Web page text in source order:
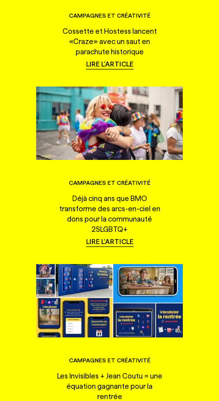
CAMPAGNES ET CRÉATIVITÉ
Cossette et Hostess lancent
«Craze» avec un saut en
parachute historique
LIRE L'ARTICLE
CAMPAGNES ET CRÉATIVITÉ
Déjà cinq ans que BMO
transforme des arcs-en-ciel en
dons pour la communauté
2SLGBTQ+
LIRE L'ARTICLE
CAMPAGNES ET CRÉATIVITÉ
Les Invisibles + Jean Coutu = une
équation gagnante pour la
rentrée